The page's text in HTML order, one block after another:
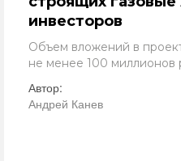
инвесторов
Объем вложений в
не менее 100 миллионов
Автор:
Андрей Канев